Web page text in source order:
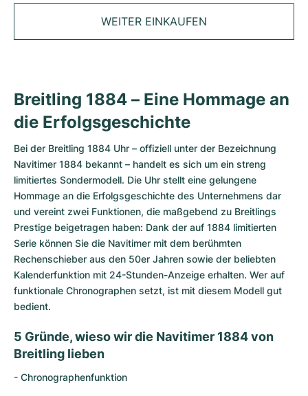
Cellini
Cosmograph Daytona
Datejust
Day-Date
Explorer
Explorer II
GMT-Master
Lady-Datejust
Oyster Perpetual
Seamaster
Planet Ocean
De Ville
Speedmaster
Gebraucht
Damenuhren
Nautilus
Aquanaut
Grand Complications
Calatrava
Twenty 4
Gondolo
Golden Ellipse
Gebraucht
Royal Oak Offshore
Jules Audemars
Millenary
Santos
Clé
Tank
Panthère
Calibre
Drive
Rotonde
Superocean
Chronomat
Premier
Avenger
Colt
Bentley
Top-Modelle
Black Bay
Pelagos
Gebraucht
Damenuhren
Heritage
Alle TAG Heuer Modelle
Top-Modelle
Aquaracer
Carrera
Monaco
Link
Grand Carrera
Alle IWC Modelle
Top-Modelle
Big Pilot
Pilot's Watch
Ingenieur
Portugieser
Hublot
Alle Hublot Modelle
Top-Modelle
Big Bang
Classic Fusion
King Power
Alle Luxusuhrenmarken
Vintage-Uhren
Gebrauchte Uhren
Herrenuhren
Damenuhren
WEITER EINKAUFEN
Breitling 1884 – Eine Hommage an
die Erfolgsgeschichte
Bei der Breitling 1884 Uhr – offiziell unter der Bezeichnung
Navitimer 1884 bekannt – handelt es sich um ein streng
limitiertes Sondermodell. Die Uhr stellt eine gelungene
Hommage an die Erfolgsgeschichte des Unternehmens dar
und vereint zwei Funktionen, die maßgebend zu Breitlings
Prestige beigetragen haben: Dank der auf 1884 limitierten
Serie können Sie die Navitimer mit dem berühmten
Rechenschieber aus den 50er Jahren sowie der beliebten
Kalenderfunktion mit 24-Stunden-Anzeige erhalten. Wer auf
funktionale Chronographen setzt, ist mit diesem Modell gut
bedient.
5 Gründe, wieso wir die Navitimer 1884 von
Breitling lieben
- Chronographenfunktion